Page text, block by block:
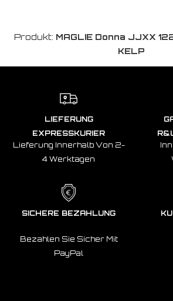
Produkt: MAGLIE Donna JJXX
KELP
LIEFERUNG
EXPRESSKURIER
Lieferung Innerhalb Von 2-
4 Werktagen
SICHERE BEZAHLUNG
Bezahlen Sie Sicher Mit
PayPal